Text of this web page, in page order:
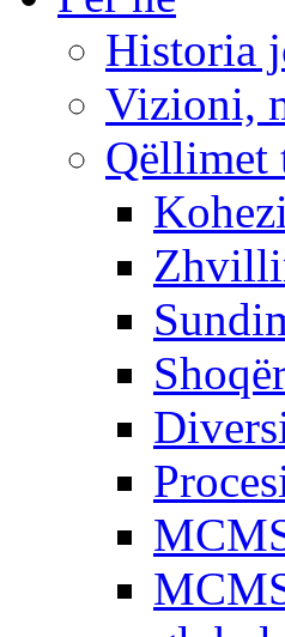
Historia
Vizioni,
Qëllimet